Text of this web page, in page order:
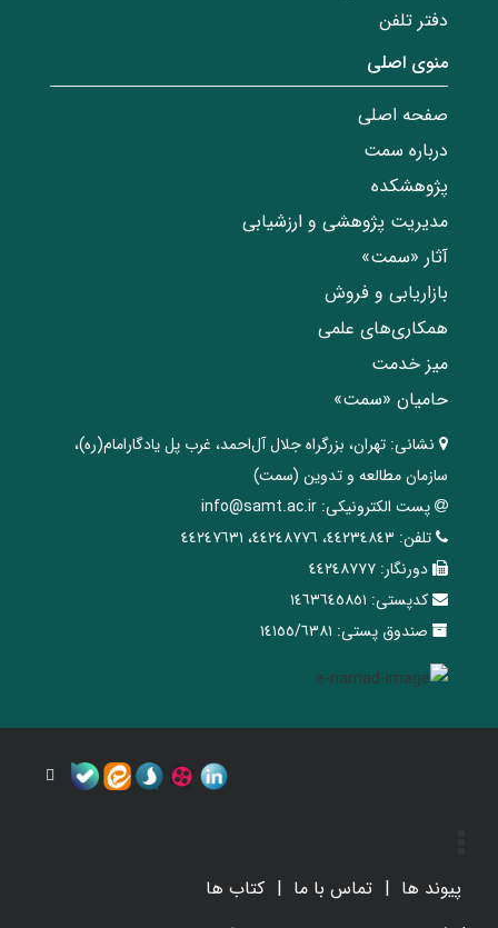
دفتر تلفن
منوی اصلی
صفحه اصلی
درباره سمت
پژوهشکده
مدیریت پژوهشی و ارزشیابی
آثار «سمت»
بازاریابی و فروش
همکاری‌های علمی
میز خدمت
حامیان «سمت»
نشانی: تهران، ‌بزرگراه ‌جلال آل‌احمد، غرب پل يادگار‌امام(ره)‌،
سازمان مطالعه و تدوین‌ (سمت)
پست الکترونیکی: info@samt.ac.ir
تلفن: ٤٤٢٣٤٨٤٣، ٤٤٢٤٨٧٧٦، ٤٤٢٤٧٦٣١
دورنگار: ٤٤٢٤٨٧٧٧
کدپستی: ١٤٦٣٦٤٥٨٥١
صندوق پستی: ١٤١٥٥/٦٣٨١
پیوند ها تماس با ما
کتاب ها